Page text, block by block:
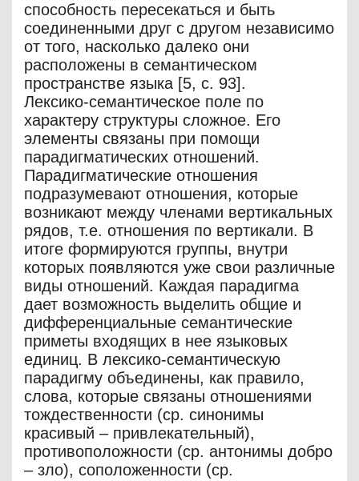
способность пересекаться и быть
соединенными друг с другом независимо
от того, насколько далеко они
расположены в семантическом
пространстве языка [5, с. 93].
Лексико-семантическое поле по
характеру структуры сложное. Его
элементы связаны при помощи
парадигматических отношений.
Парадигматические отношения
подразумевают отношения, которые
возникают между членами вертикальных
рядов, т.е. отношения по вертикали. В
итоге формируются группы, внутри
которых появляются уже свои различные
виды отношений. Каждая парадигма
дает возможность выделить общие и
дифференциальные семантические
приметы входящих в нее языковых
единиц. В лексико-семантическую
парадигму объединены, как правило,
слова, которые связаны отношениями
тождественности (ср. синонимы
красивый – привлекательный),
противоположности (ср. антонимы добро
– зло), соположенности (ср.